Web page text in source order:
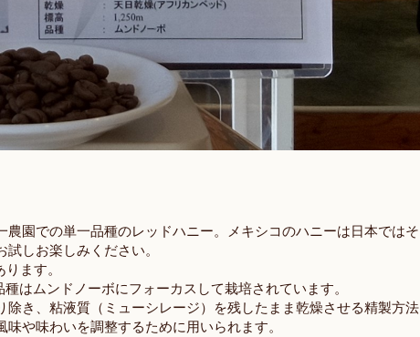
園での単一品種のレッドハニー。メキシコのハニーは日本ではそ
しお楽しみください。
ます。
はムンドノーボにフォーカスして栽培されています。
き、粘液質（ミューシレージ）を残したまま乾燥させる精製方法
や味わいを調整するために用いられます。